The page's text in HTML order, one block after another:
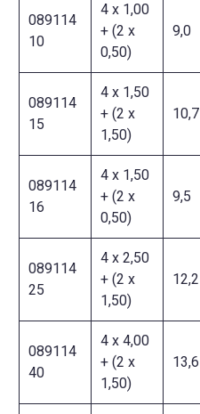
089114
10
4 x 1,00
+ (2 x
0,50)
9,0
089114
15
4 x 1,50
+ (2 x
1,50)
10,7
089114
16
4 x 1,50
+ (2 x
0,50)
9,5
089114
25
4 x 2,50
+ (2 x
1,50)
12,2
089114
40
4 x 4,00
+ (2 x
1,50)
13,6